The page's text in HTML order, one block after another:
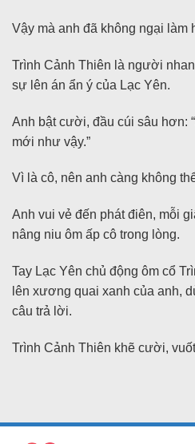
Vậy mà anh đã không ngại làm
Trình Cảnh Thiên là người
sự lên án ẩn ý của Lạc Yên.
Anh bật cười, đầu cúi sâu hơn:
mới như vậy.”
Vì là cô, nên anh càng không
Anh vui vẻ đến phát điên, mỗi
nâng niu ôm ấp cô trong lòng.
Tay Lạc Yên chủ động ôm cổ
lên xương quai xanh của anh,
câu trả lời.
Trình Cảnh Thiên khẽ cười,